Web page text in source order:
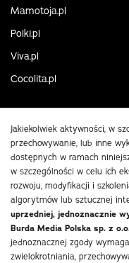
Mamotoja.pl
Polki.pl
Viva.pl
Cocolita.pl
Jakiekolwiek aktywności, w
przechowywanie, lub inne
dostępnych w ramach
w szczególności w celu ich
rozwoju, modyfikacji i
algorytmów lub sztucznej
uprzedniej, jednoznacznie
Burda Media Polska sp. z
jednoznacznej zgody
zwielokrotniania,